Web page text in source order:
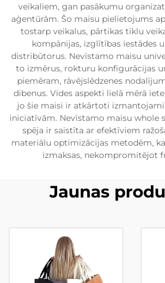
veikaliem, gan pasākumu
aģentūrām. Šo maisu pielietojums
tostarp veikalus, pārtikas tīklu
kompānijas, izglītības iestādes
distribūtorus. Nevīstamo maisu
to izmērus, rokturu konfigurācijas
piemēram, rāvējslēdzenes
dibenus. Vides aspekti lielā mērā
jo šie maisi ir atkārtoti
iniciatīvām. Nevīstamo maisu whole
spēja ir saistīta ar efektīviem
materiālu optimizācijas metodēm,
izmaksas, nekompromitējot
Jaunas